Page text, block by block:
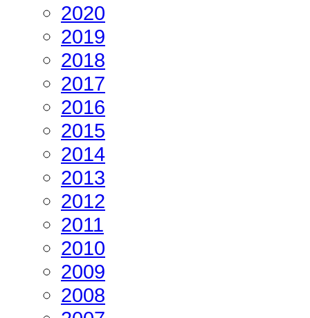
2020
2019
2018
2017
2016
2015
2014
2013
2012
2011
2010
2009
2008